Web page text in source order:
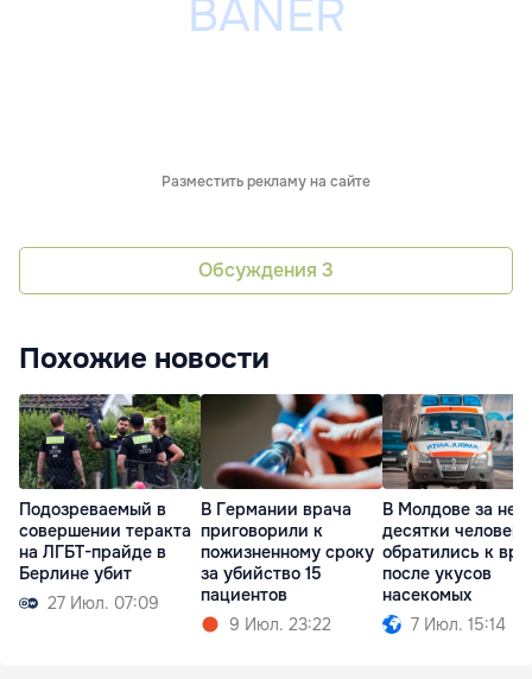
Разместить рекламу на сайте
Обсуждения 3
Похожие новости
Подозреваемый в
совершении теракта
на ЛГБТ-прайде в
Берлине убит
27 Июл. 07:09
В Германии врача
приговорили к
пожизненному сроку
за убийство 15
пациентов
9 Июл. 23:22
В Молдове за
десятки человек
обратились к
после укусов
насекомых
7 Июл. 15:14